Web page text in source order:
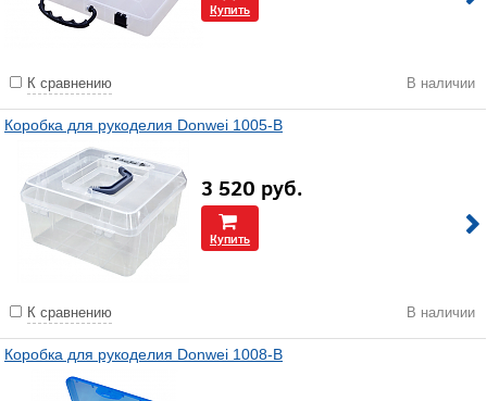
Купить
К сравнению В наличии
Коробка для рукоделия Donwei 1005-В
3 520 руб.
Купить
К сравнению В наличии
Коробка для рукоделия Donwei 1008-В